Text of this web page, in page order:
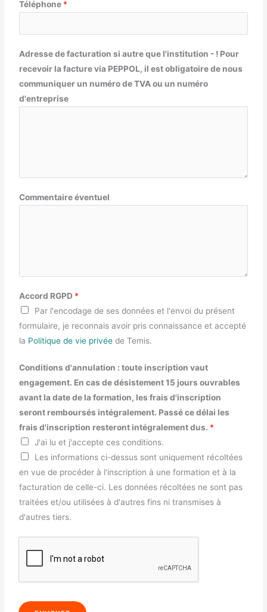
Téléphone *
Adresse de facturation si autre que l'institution - ! Pour
recevoir la facture via PEPPOL, il est obligatoire de nous
communiquer un numéro de TVA ou un numéro
d'entreprise
Commentaire éventuel
Accord RGPD *
Par l'encodage de ses données et l'envoi du présent
formulaire, je reconnais avoir pris connaissance et accepté
la Politique de vie privée de Temis.
Conditions d'annulation : toute inscription vaut
engagement. En cas de désistement 15 jours ouvrables
avant la date de la formation, les frais d'inscription
seront remboursés intégralement. Passé ce délai les
frais d'inscription resteront intégralement dus. *
J'ai lu et j'accepte ces conditions.
Les informations ci-dessus sont uniquement récoltées
en vue de procéder à l'inscription à une formation et à la
facturation de celle-ci. Les données récoltées ne sont pas
traitées et/ou utilisées à d'autres fins ni transmises à
d'autres tiers.